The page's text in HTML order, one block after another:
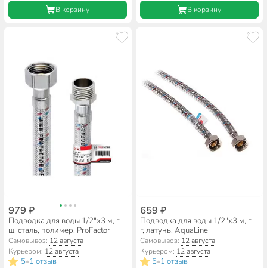
В корзину В корзину
979 ₽
Подводка для воды 1/2"х3 м, г-
ш, сталь, полимер, ProFactor
Самовывоз: 12 августа
Курьером: 12 августа
5•1 отзыв
659 ₽
Подводка для воды 1/2"х3 м, г-
г, латунь, AquaLine
Самовывоз: 12 августа
Курьером: 12 августа
5•1 отзыв